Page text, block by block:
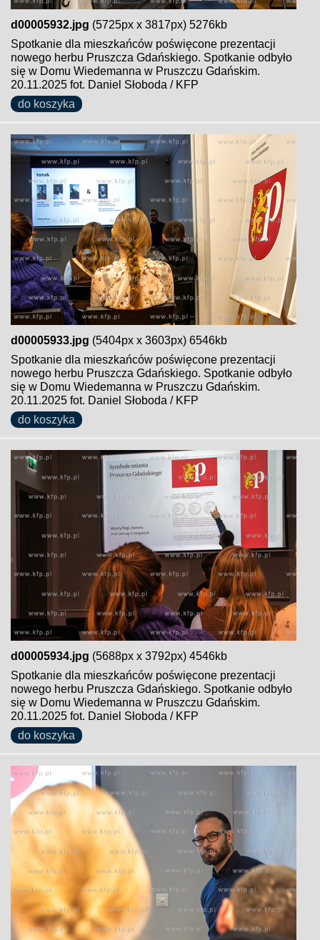
d00005932.jpg (5725px x 3817px) 5276kb
Spotkanie dla mieszkańców poświęcone prezentacji
nowego herbu Pruszcza Gdańskiego. Spotkanie odbyło
się w Domu Wiedemanna w Pruszczu Gdańskim.
20.11.2025 fot. Daniel Słoboda / KFP
do koszyka
d00005933.jpg (5404px x 3603px) 6546kb
Spotkanie dla mieszkańców poświęcone prezentacji
nowego herbu Pruszcza Gdańskiego. Spotkanie odbyło
się w Domu Wiedemanna w Pruszczu Gdańskim.
20.11.2025 fot. Daniel Słoboda / KFP
do koszyka
d00005934.jpg (5688px x 3792px) 4546kb
Spotkanie dla mieszkańców poświęcone prezentacji
nowego herbu Pruszcza Gdańskiego. Spotkanie odbyło
się w Domu Wiedemanna w Pruszczu Gdańskim.
20.11.2025 fot. Daniel Słoboda / KFP
do koszyka